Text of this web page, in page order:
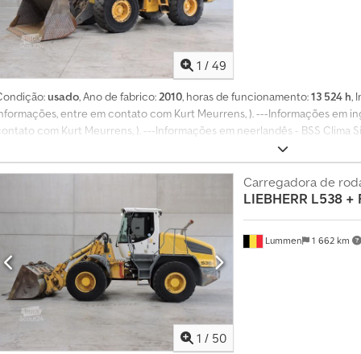
1 / 49
usado, Ano de fabrico:2010, horas de funcionamento:13 524 h,
entre em contato com Kurt Meurrens, ). ---Informações em
com Kurt Meurrens, ). ---Informações em neerlandês - BSS
controlo de 3 vias Balança Dsdpfxozth Uge Ap Aock Câmara Software
em contato com Kurt Meurrens, ).
1 / 50
Lummen 1 662 km
Carregadora de
LIEBHERR L538 +